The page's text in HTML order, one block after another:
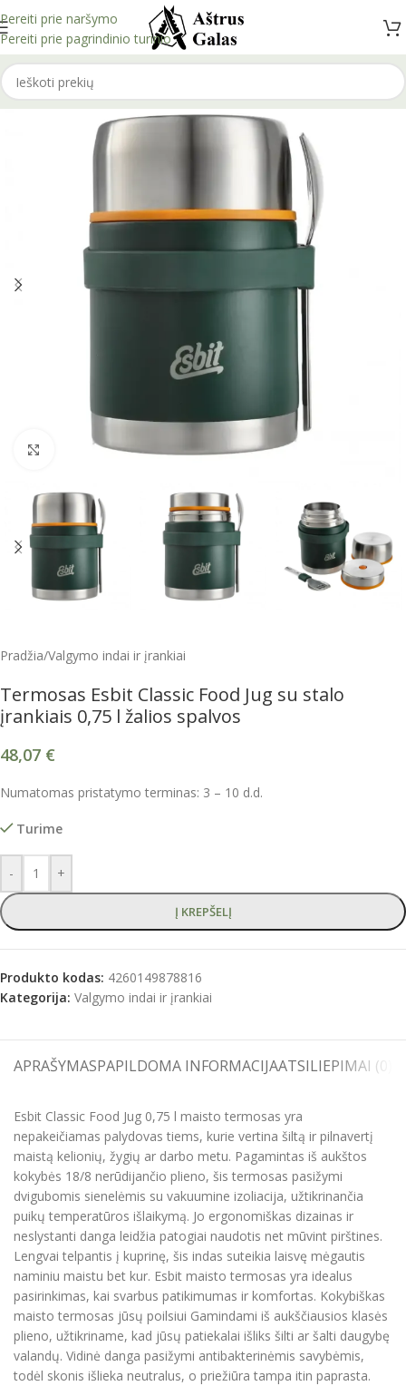
Pereiti prie naršymo
Pereiti prie pagrindinio turinio
Spustelėkite, kad padidintumėte
Pradžia/Valgymo indai ir įrankiai
Termosas Esbit Classic Food Jug su stalo
įrankiais 0,75 l žalios spalvos
48,07 €
Numatomas pristatymo terminas: 3 – 10 d.d.
Turime
- +
Į KREPŠELĮ
Produkto kodas: 4260149878816
Kategorija: Valgymo indai ir įrankiai
APRAŠYMASPAPILDOMA INFORMACIJAATSILIEPIMAI (0)
Esbit Classic Food Jug 0,75 l maisto termosas yra
nepakeičiamas palydovas tiems, kurie vertina šiltą ir pilnavertį
maistą kelionių, žygių ar darbo metu. Pagamintas iš aukštos
kokybės 18/8 nerūdijančio plieno, šis termosas pasižymi
dvigubomis sienelėmis su vakuumine izoliacija, užtikrinančia
puikų temperatūros išlaikymą. Jo ergonomiškas dizainas ir
neslystanti danga leidžia patogiai naudotis net mūvint pirštines.
Lengvai telpantis į kuprinę, šis indas suteikia laisvę mėgautis
naminiu maistu bet kur. Esbit maisto termosas yra idealus
pasirinkimas, kai svarbus patikimumas ir komfortas. Kokybiškas
maisto termosas jūsų poilsiui Gamindami iš aukščiausios klasės
plieno, užtikriname, kad jūsų patiekalai išliks šilti ar šalti daugybę
valandų. Vidinė danga pasižymi antibakterinėmis savybėmis,
todėl skonis išlieka neutralus, o priežiūra tampa itin paprasta.